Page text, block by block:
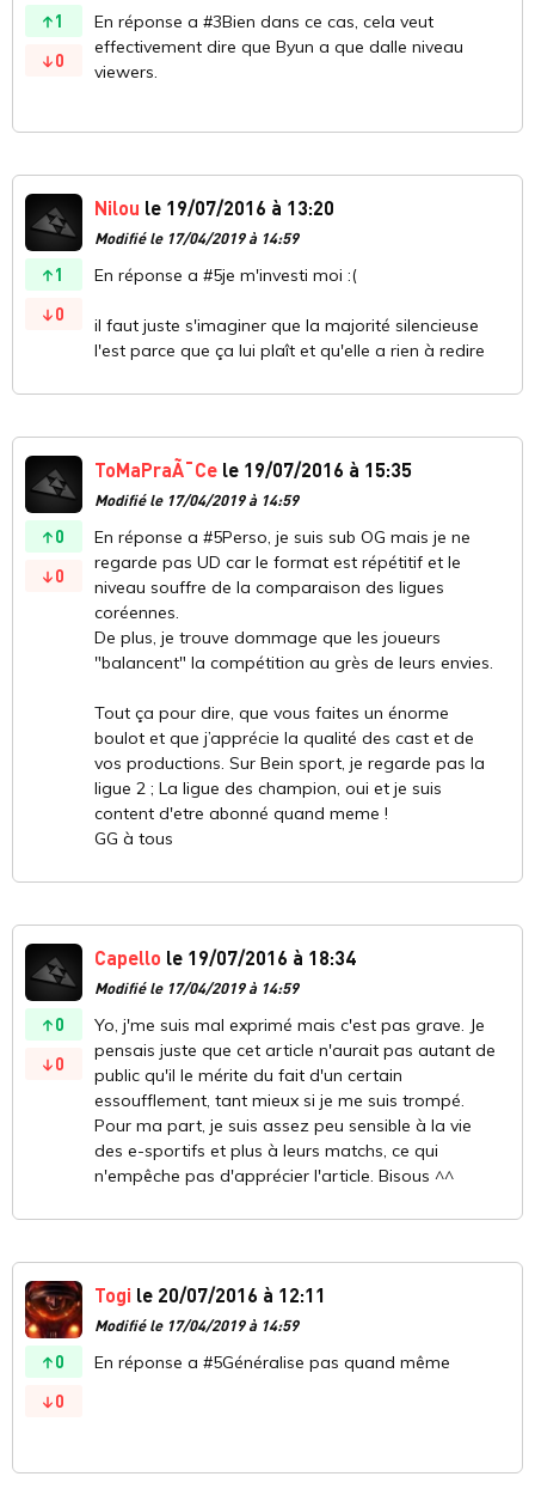
1
0
En réponse a #3Bien dans ce cas, cela veut
effectivement dire que Byun a que dalle niveau
viewers.
1
0
Nilou le 19/07/2016 à 13:20
Modifié le 17/04/2019 à 14:59
En réponse a #5je m'investi moi :(
il faut juste s'imaginer que la majorité silencieuse
l'est parce que ça lui plaît et qu'elle a rien à redire
0
0
ToMaPraÃ¯Ce le 19/07/2016 à 15:35
Modifié le 17/04/2019 à 14:59
En réponse a #5Perso, je suis sub OG mais je ne
regarde pas UD car le format est répétitif et le
niveau souffre de la comparaison des ligues
coréennes.
De plus, je trouve dommage que les joueurs
"balancent" la compétition au grès de leurs envies.
Tout ça pour dire, que vous faites un énorme
boulot et que j’apprécie la qualité des cast et de
vos productions. Sur Bein sport, je regarde pas la
ligue 2 ; La ligue des champion, oui et je suis
content d'etre abonné quand meme !
GG à tous
0
0
Capello le 19/07/2016 à 18:34
Modifié le 17/04/2019 à 14:59
Yo, j'me suis mal exprimé mais c'est pas grave. Je
pensais juste que cet article n'aurait pas autant de
public qu'il le mérite du fait d'un certain
essoufflement, tant mieux si je me suis trompé.
Pour ma part, je suis assez peu sensible à la vie
des e-sportifs et plus à leurs matchs, ce qui
n'empêche pas d'apprécier l'article. Bisous ^^
0
0
Togi le 20/07/2016 à 12:11
Modifié le 17/04/2019 à 14:59
En réponse a #5Généralise pas quand même